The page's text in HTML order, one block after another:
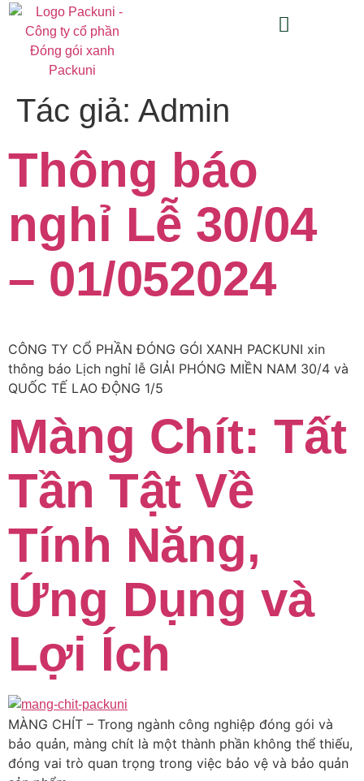
Tác giả: Admin
Thông báo
nghỉ Lễ 30/04
– 01/052024
CÔNG TY CỔ PHẦN ĐÓNG GÓI XANH PACKUNI xin
thông báo Lịch nghỉ lễ GIẢI PHÓNG MIỀN NAM 30/4 và
QUỐC TẾ LAO ĐỘNG 1/5
Màng Chít: Tất
Tần Tật Về
Tính Năng,
Ứng Dụng và
Lợi Ích
MÀNG CHÍT – Trong ngành công nghiệp đóng gói và
bảo quản, màng chít là một thành phần không thể thiếu,
đóng vai trò quan trọng trong việc bảo vệ và bảo quản